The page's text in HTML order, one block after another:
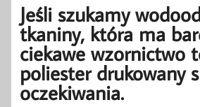
Jeśli szukamy
tkaniny, która ma
ciekawe wzornictwo
poliester drukowany
oczekiwania.